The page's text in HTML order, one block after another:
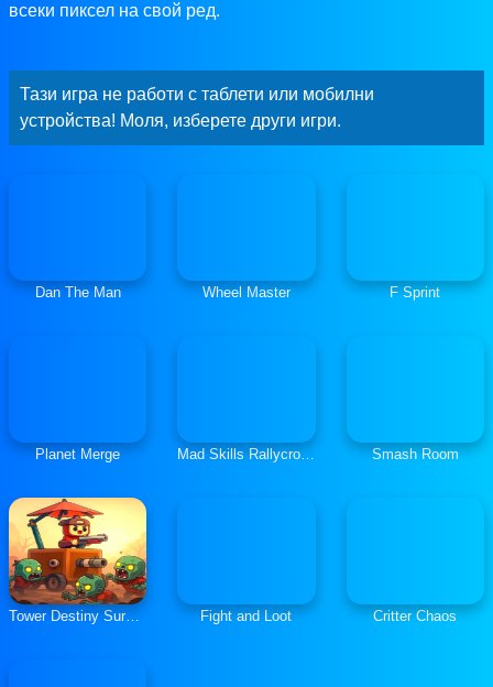
всеки пиксел на свой ред.
Тази игра не работи с таблети или мобилни
устройства! Моля, изберете други игри.
Dan The Man Wheel Master F Sprint
Planet Merge Mad Skills Rallycross Smash Room
Tower Destiny Survive Fight and Loot Critter Chaos